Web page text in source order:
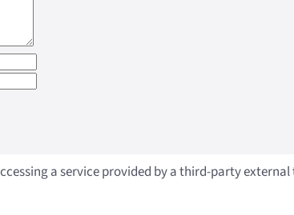
a service provided by a third-party